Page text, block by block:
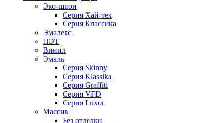
Эко-шпон
Серия Хай-тек
Серия Классика
Эмалекс
ПЭТ
Винил
Эмаль
Серия Skinny
Серия Klassika
Серия Graffiti
Серия VFD
Серия Luxor
Массив
Без отделки